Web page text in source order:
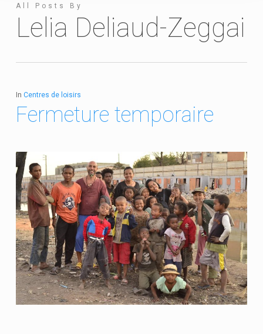
All Posts By
Lelia Deliaud-Zeggai
In Centres de loisirs
Fermeture temporaire